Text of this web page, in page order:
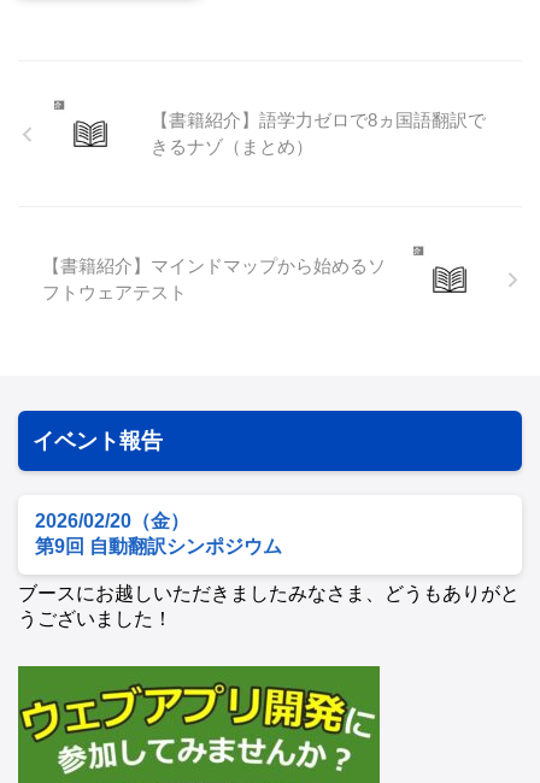
【書籍紹介】語学力ゼロで8ヵ国語翻訳で
きるナゾ（まとめ）
【書籍紹介】マインドマップから始めるソ
フトウェアテスト
イベント報告
2026/02/20（金）
第9回 自動翻訳シンポジウム
ブースにお越しいただきましたみなさま、どうもありがと
うございました！